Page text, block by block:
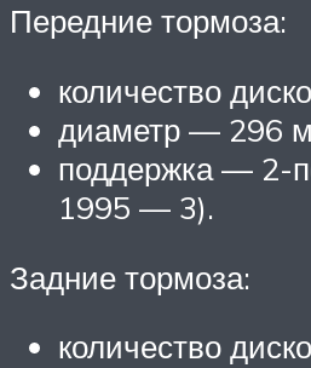
Передние тормоза:
количество
диаметр — 296
поддержка — 2-
1995 — 3).
Задние тормоза:
количество